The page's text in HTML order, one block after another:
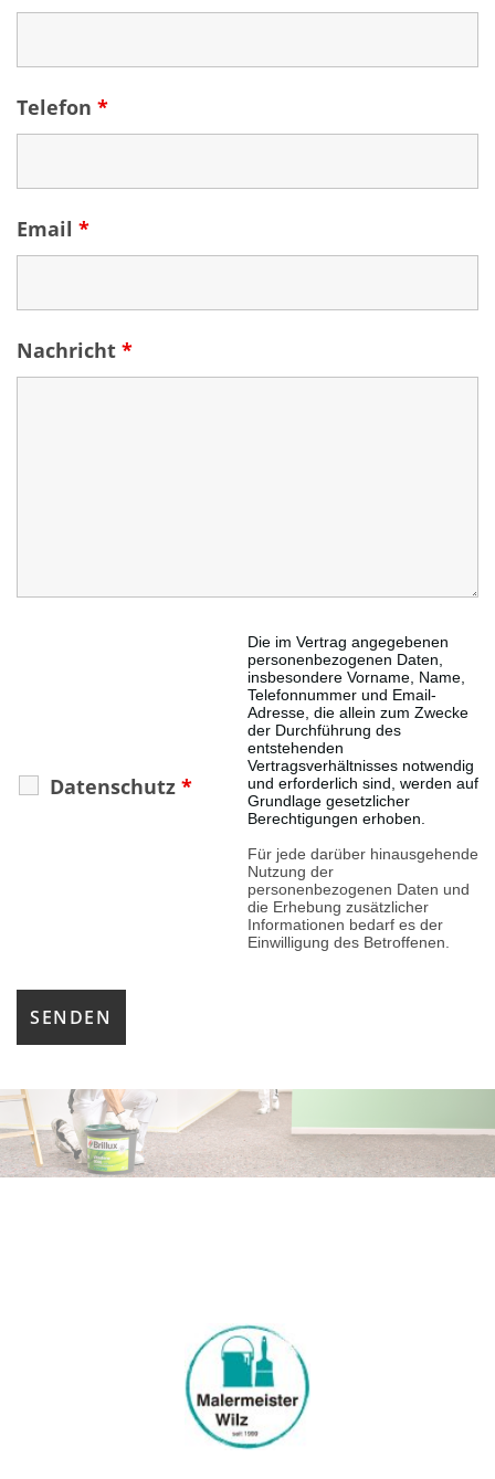
Telefon *
Email *
Nachricht *
Datenschutz *
Die im Vertrag angegebenen
personenbezogenen Daten,
insbesondere Vorname, Name,
Telefonnummer und Email-
Adresse, die allein zum Zwecke
der Durchführung des
entstehenden
Vertragsverhältnisses notwendig
und erforderlich sind, werden auf
Grundlage gesetzlicher
Berechtigungen erhoben.
Für jede darüber hinausgehende
Nutzung der
personenbezogenen Daten und
die Erhebung zusätzlicher
Informationen bedarf es der
Einwilligung des Betroffenen.